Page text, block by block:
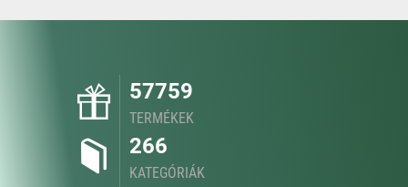
57759
TERMÉKEK
266
KATEGÓRIÁK